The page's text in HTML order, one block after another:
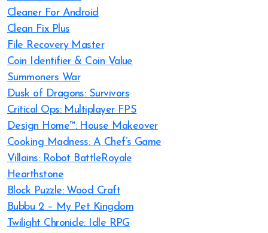
Cleaner For Android
Clean Fix Plus
File Recovery Master
Coin Identifier & Coin Value
Summoners War
Dusk of Dragons: Survivors
Critical Ops: Multiplayer FPS
Design Home™: House Makeover
Cooking Madness: A Chef’s Game
Villains: Robot BattleRoyale
Hearthstone
Block Puzzle: Wood Craft
Bubbu 2 – My Pet Kingdom
Twilight Chronicle: Idle RPG